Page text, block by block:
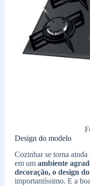
Design do modelo
Cozinhar se torna ainda
em um ambiente
decoração, o design
importantíssimo. E a